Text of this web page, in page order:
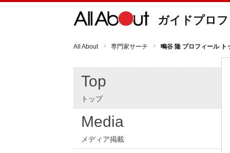
ガイドプロ
All About 専門家サーチ 鴫谷 隆 プロフィール ト
Top
トップ
Media
メディア掲載